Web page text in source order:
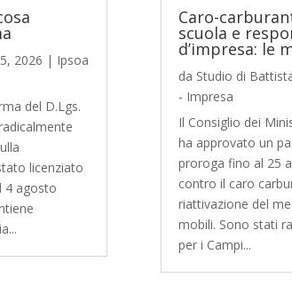
2026 | Ipsoa
del D.Lgs.
licenziato
4 agosto
Caro-
scuola e
d’impresa: le
da Studio di
- Impresa
Il Consiglio dei
ha approvato un
proroga fino al 25
contro il caro
riattivazione del
mobili. Sono stati
per i Campi...